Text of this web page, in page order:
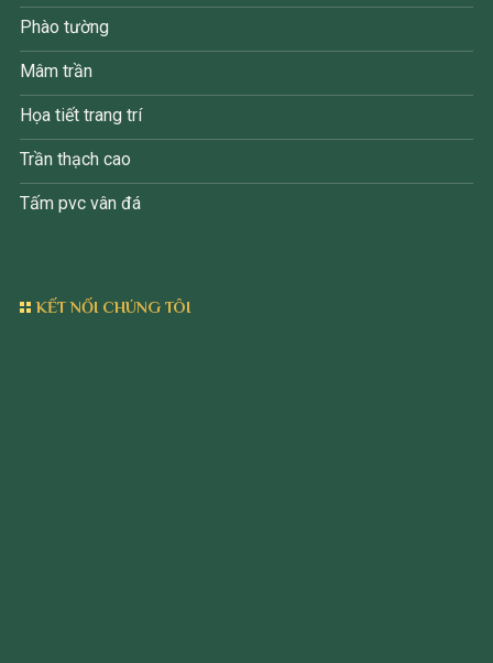
Phào tường
Mâm trần
Họa tiết trang trí
Trần thạch cao
Tấm pvc vân đá
KẾT NỐI CHÚNG TÔI